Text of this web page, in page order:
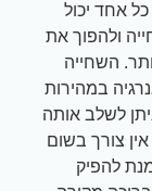
אחד יכול
ולהפוך את
השחייה
במהירות
וניתן לשלב אותה
צורך בשום
להפיק